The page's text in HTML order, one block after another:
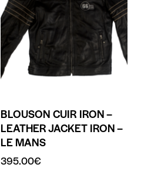
BLOUSON CUIR IRON –
LEATHER JACKET IRON –
LE MANS
395.00€